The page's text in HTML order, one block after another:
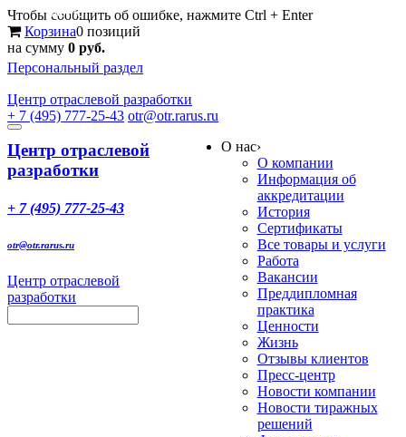
Чтобы сообщить об ошибке, нажмите Ctrl + Enter
Корзина0 позиций
на сумму 0 руб.
Персональный раздел
Центр отраслевой разработки
+ 7 (495) 777-25-43 otr@otr.rarus.ru
Toggle
navigation
Меню
Центр отраслевой
разработки
+ 7 (495) 777-25-43
otr@otr.rarus.ru
Центр отраслевой
разработки
О нас›
О компании
Информация об
аккредитации
История
Сертификаты
Все товары и услуги
Работа
Вакансии
Преддипломная
практика
Ценности
Жизнь
Отзывы клиентов
Пресс-центр
Новости компании
Новости тиражных
решений